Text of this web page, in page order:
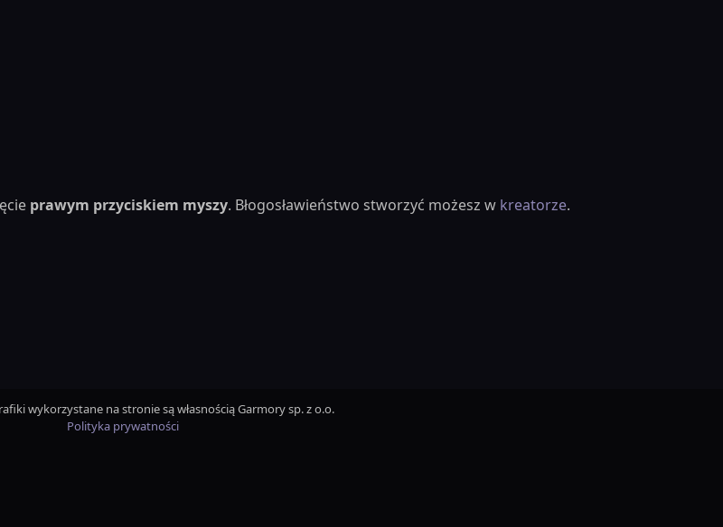
prawym przyciskiem myszy. Błogosławieństwo stworzyć możesz w kreatorze.
wykorzystane na stronie są własnością Garmory sp. z o.o.
Polityka prywatności